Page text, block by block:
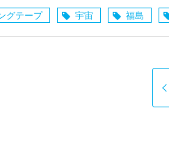
グテープ 宇宙 福島